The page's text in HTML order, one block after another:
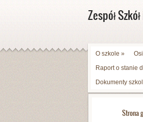
Zespół
O szkole »
Raport o stanie
Dokumenty
Strona